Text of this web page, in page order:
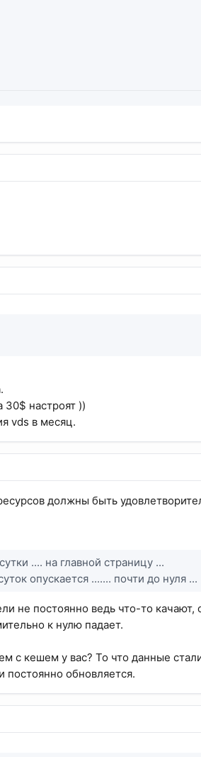
настроят ))
vds в месяц.
должны быть
.... на главной страницу ...
опускается ....... почти до нуля
не постоянно ведь что-то
к нулю падает.
с кешем у вас? То что данные
постоянно обновляется.